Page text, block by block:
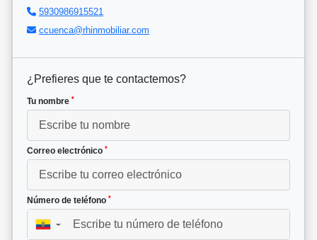
5930986915521
ccuenca@rhinmobiliar.com
¿Prefieres que te contactemos?
Tu nombre *
Correo electrónico *
Número de teléfono *
▼